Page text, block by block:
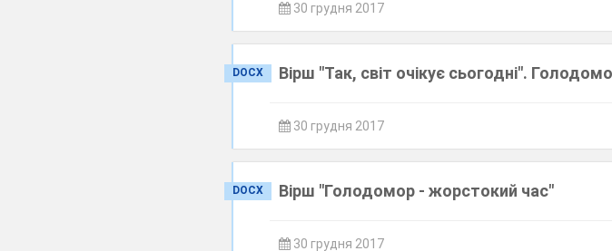
30 грудня 2017
DOCX Вірш "Так, світ очікує сьогодні".
30 грудня 2017
DOCX Вірш "Голодомор - жорстокий час"
30 грудня 2017